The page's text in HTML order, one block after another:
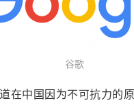
谷歌
在中国因为不可抗力的